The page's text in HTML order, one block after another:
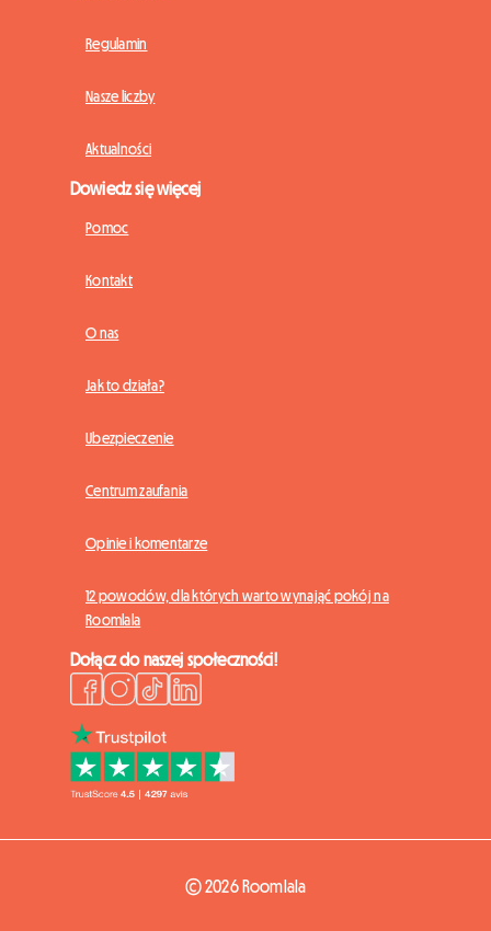
Regulamin
Nasze liczby
Aktualności
Dowiedz się więcej
Pomoc
Kontakt
O nas
Jak to działa?
Ubezpieczenie
Centrum zaufania
Opinie i komentarze
12 powodów, dla których warto wynająć pokój na
Roomlala
Dołącz do naszej społeczności!
© 2026 Roomlala